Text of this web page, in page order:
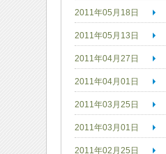
2011年05月18日
2011年05月13日
2011年04月27日
2011年04月01日
2011年03月25日
2011年03月01日
2011年02月25日